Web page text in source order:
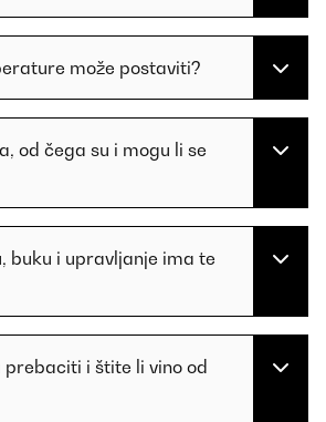
može postaviti?
od čega su i mogu li se
buku i upravljanje ima te
i štite li vino od